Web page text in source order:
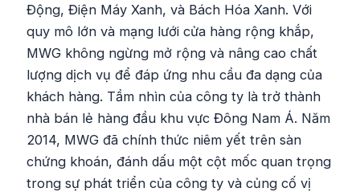
Động, Điện Máy Xanh, và Bách Hóa Xanh. Với
quy mô lớn và mạng lưới cửa hàng rộng khắp,
MWG không ngừng mở rộng và nâng cao chất
lượng dịch vụ để đáp ứng nhu cầu đa dạng của
khách hàng. Tầm nhìn của công ty là trở thành
nhà bán lẻ hàng đầu khu vực Đông Nam Á. Năm
2014, MWG đã chính thức niêm yết trên sàn
chứng khoán, đánh dấu một cột mốc quan trọng
trong sự phát triển của công ty và củng cố vị